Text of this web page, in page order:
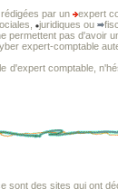
par un expert
juridiques ou
permettent pas d'avoir
expert-comptable
d'expert comptable,
des sites qui ont